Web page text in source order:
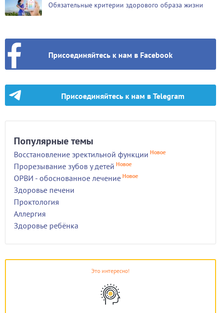
Обязательные критерии здорового образа жизни
Присоединяйтесь к нам в Facebook
Присоединяйтесь к нам в Telegram
Популярные темы
Восстановление эректильной функции Новое
Прорезывание зубов у детей Новое
ОРВИ - обоснованное лечение Новое
Здоровье печени
Проктология
Аллергия
Здоровье ребёнка
Это интересно!